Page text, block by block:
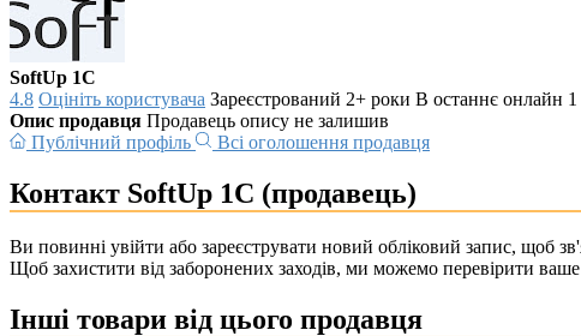
SoftUp 1C
4.8 Оцініть користувача Зареєстрований 2+ роки В останнє онлайн
Опис продавця Продавець опису не залишив
Публічний профіль
Всі оголошення продавця
Контакт SoftUp 1C (продавець)
Ви повинні увійти або зареєструвати новий обліковий запис, щоб
Щоб захистити від заборонених заходів, ми можемо перевірити
Інші товари від цього продавця